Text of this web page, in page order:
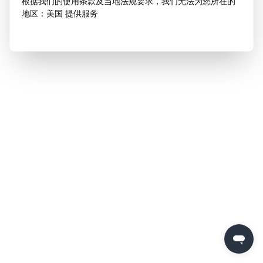
地区：美国 提供服务